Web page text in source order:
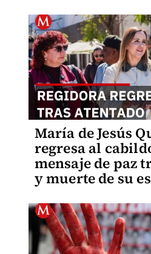
María de Jesús
regresa al
mensaje de paz
y muerte de su